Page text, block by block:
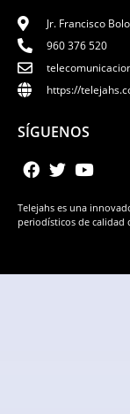
Jr. Francisco
960 376 520
https://
SÍGUENOS
Telejahs es una
periodísticos de calidad